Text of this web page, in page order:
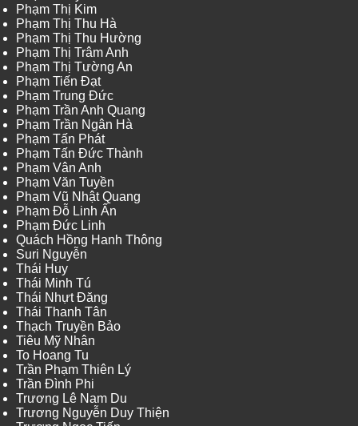
Phạm Thị Kim
Phạm Thị Thu Hà
Phạm Thị Thu Hường
Phạm Thị Trâm Anh
Phạm Thị Tường An
Phạm Tiến Đạt
Phạm Trung Đức
Phạm Trần Anh Quang
Phạm Trần Ngân Hà
Phạm Tấn Phát
Phạm Tấn Đức Thành
Phạm Vân Anh
Phạm Văn Tuyền
Phạm Vũ Nhật Quang
Phạm Đỗ Linh Ấn
Phạm Đức Linh
Quách Hồng Hanh Thông
Suri Nguyễn
Thái Huy
Thái Minh Tú
Thái Nhựt Đăng
Thái Thanh Tân
Thạch Truyền Bảo
Tiêu Mỹ Nhân
To Hoang Tu
Trần Phạm Thiên Lý
Trần Đình Phi
Trương Lê Nam Du
Trương Nguyễn Duy Thiện